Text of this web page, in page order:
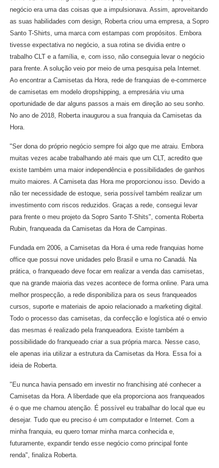
negócio era uma das coisas que a impulsionava. Assim, aproveitando
as suas habilidades com design, Roberta criou uma empresa, a Sopro
Santo T-Shirts, uma marca com estampas com propósitos. Embora
tivesse expectativa no negócio, a sua rotina se dividia entre o
trabalho CLT e a família, e, com isso, não conseguia levar o negócio
para frente. A solução veio por meio de uma pesquisa pela Internet.
Ao encontrar a Camisetas da Hora, rede de franquias de e-commerce
de camisetas em modelo dropshipping, a empresária viu uma
oportunidade de dar alguns passos a mais em direção ao seu sonho.
No ano de 2018, Roberta inaugurou a sua franquia da Camisetas da
Hora.
"Ser dona do próprio negócio sempre foi algo que me atraiu. Embora
muitas vezes acabe trabalhando até mais que um CLT, acredito que
existe também uma maior independência e possibilidades de ganhos
muito maiores. A Camiseta das Hora me proporcionou isso. Devido a
não ter necessidade de estoque, seria possível também realizar um
investimento com riscos reduzidos. Graças a rede, consegui levar
para frente o meu projeto da Sopro Santo T-Shits", comenta Roberta
Rubin, franqueada da Camisetas da Hora de Campinas.
Fundada em 2006, a Camisetas da Hora é uma rede franquias home
office que possui nove unidades pelo Brasil e uma no Canadá. Na
prática, o franqueado deve focar em realizar a venda das camisetas,
que na grande maioria das vezes acontece de forma online. Para uma
melhor prospecção, a rede disponibiliza para os seus franqueados
cursos, suporte e materiais de apoio relacionado a marketing digital.
Todo o processo das camisetas, da confecção e logística até o envio
das mesmas é realizado pela franqueadora. Existe também a
possibilidade do franqueado criar a sua própria marca. Nesse caso,
ele apenas iria utilizar a estrutura da Camisetas da Hora. Essa foi a
ideia de Roberta.
"Eu nunca havia pensado em investir no franchising até conhecer a
Camisetas da Hora. A liberdade que ela proporciona aos franqueados
é o que me chamou atenção. É possível eu trabalhar do local que eu
desejar. Tudo que eu preciso é um computador e Internet. Com a
minha franquia, eu quero tornar minha marca conhecida e,
futuramente, expandir tendo esse negócio como principal fonte
renda", finaliza Roberta.